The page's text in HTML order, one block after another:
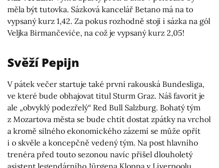
měla být tutovka. Sázková kancelář Betano má na to
vypsaný kurz 1,42. Za pokus rozhodně stojí i sázka na gól
Veljka Birmančeviće, na což je vypsaný kurz 2,05!
Svěží Pepijn
V pátek večer startuje také první rakouská Bundesliga,
ve které bude obhajovat titul Sturm Graz. Náš favorit je
ale „obvyklý podezřelý“ Red Bull Salzburg. Bohatý tým
z Mozartova města se bude chtít dostat zpátky na vrchol
a kromě silného ekonomického zázemí se může opřít
i o skvěle a koncepčně vedený tým. Na post hlavního
trenéra před touto sezonou navíc přišel dlouholetý